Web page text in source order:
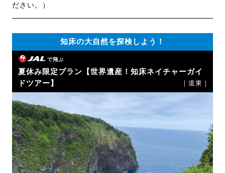
ださい。）
知床の大自然を探検しよう！
で飛ぶ
夏休み限定プラン【世界遺産！知床ネイチャーガイ
ドツアー】
｜道東｜